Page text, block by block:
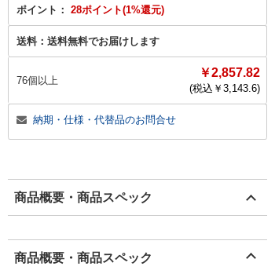
ポイント： 28ポイント(1%還元)
送料： 送料無料でお届けします
76個以上
￥2,857.82
(税込￥ 3,143.6)
納期・仕様・代替品のお問合せ
商品概要・商品スペック
商品概要・商品スペック